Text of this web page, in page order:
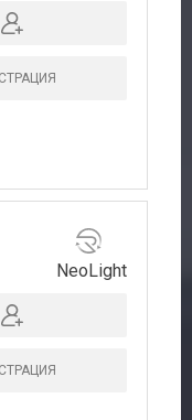
NeoLight